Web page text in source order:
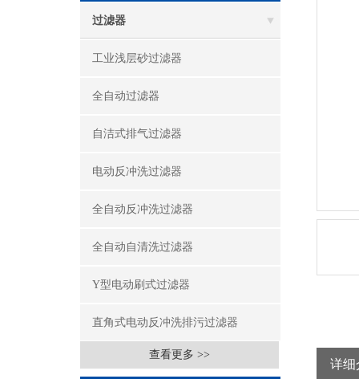
过滤器
工业浅层砂过滤器
全自动过滤器
自洁式排气过滤器
电动反冲洗过滤器
全自动反冲洗过滤器
全自动自清洗过滤器
Y型电动刷式过滤器
直角式电动反冲洗排污过滤器
查看更多 >>
详细